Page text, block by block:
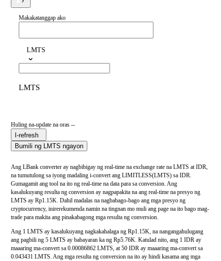
Makakatanggap ako
LMTS
LMTS
Huling na-update na oras --
I-refresh
Bumili ng LMTS ngayon
Ang LBank converter ay nagbibigay ng real-time na exchange rate na LMTS at IDR,
na tumutulong sa iyong madaling i-convert ang LIMITLESS(LMTS) sa IDR.
Gumagamit ang tool na ito ng real-time na data para sa conversion. Ang
kasalukuyang resulta ng conversion ay nagpapakita na ang real-time na presyo ng
LMTS ay Rp1.15K. Dahil madalas na nagbabago-bago ang mga presyo ng
cryptocurrency, inirerekumenda namin na tingnan mo muli ang page na ito bago mag-
trade para makita ang pinakabagong mga resulta ng conversion.
Ang 1 LMTS ay kasalukuyang nagkakahalaga ng Rp1.15K, na nangangahulugang
ang pagbili ng 5 LMTS ay babayaran ka ng Rp5.76K. Katulad nito, ang 1 IDR ay
maaaring ma-convert sa 0.00086862 LMTS, at 50 IDR ay maaaring ma-convert sa
0.043431 LMTS. Ang mga resulta ng conversion na ito ay hindi kasama ang mga